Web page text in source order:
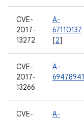
CVE-
2017-
13272
A-
67110137
[2]
CVE-
2017-
13266
A-
69478941
CVE-
A-